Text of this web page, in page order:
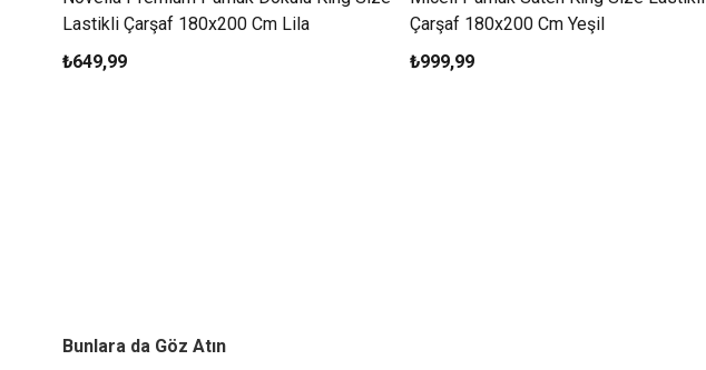
Lastikli Çarşaf 180x200 Cm Lila
₺649,99
Çarşaf 180x200 Cm Yeşil
₺999,99
Bunlara da Göz Atın